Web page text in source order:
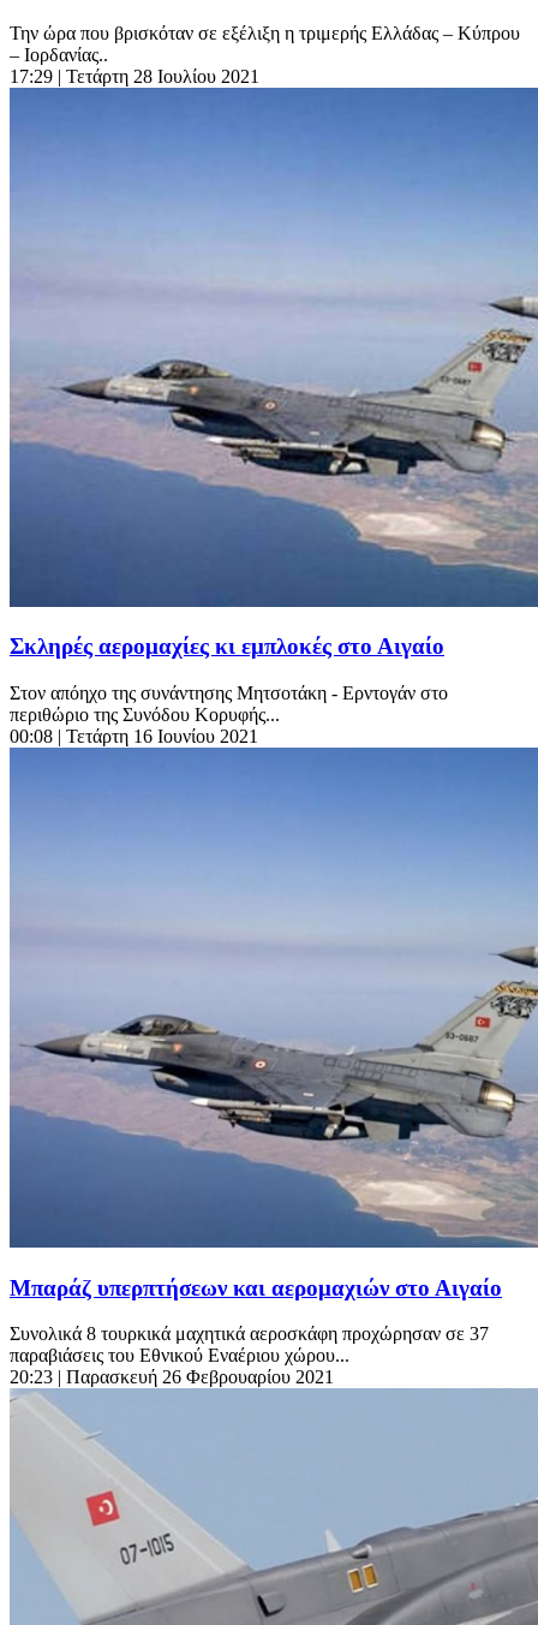
Την ώρα που βρισκόταν σε εξέλιξη η τριμερής Ελλάδας – Κύπρου
– Ιορδανίας..
17:29 | Τετάρτη 28 Ιουλίου 2021
Σκληρές αερομαχίες κι εμπλοκές στο Αιγαίο
Στον απόηχο της συνάντησης Μητσοτάκη - Ερντογάν στο
περιθώριο της Συνόδου Κορυφής...
00:08 | Τετάρτη 16 Ιουνίου 2021
Μπαράζ υπερπτήσεων και αερομαχιών στο Αιγαίο
Συνολικά 8 τουρκικά μαχητικά αεροσκάφη προχώρησαν σε 37
παραβιάσεις του Εθνικού Εναέριου χώρου...
20:23 | Παρασκευή 26 Φεβρουαρίου 2021